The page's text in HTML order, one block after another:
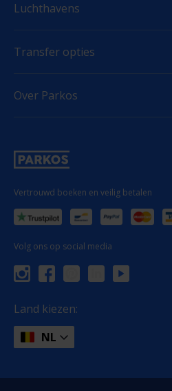
Vertrouwd boeken en veilig betalen
Volg ons op social media
Land kiezen:
NL
Luchthavens
Transfer opties
Over Parkos